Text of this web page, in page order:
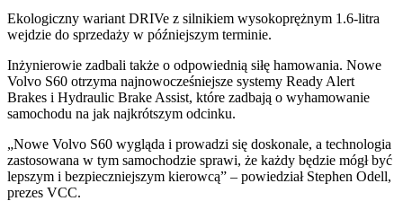
Ekologiczny wariant DRIVe z silnikiem wysokoprężnym 1.6-litra
wejdzie do sprzedaży w późniejszym terminie.
Inżynierowie zadbali także o odpowiednią siłę hamowania. Nowe
Volvo S60 otrzyma najnowocześniejsze systemy Ready Alert
Brakes i Hydraulic Brake Assist, które zadbają o wyhamowanie
samochodu na jak najkrótszym odcinku.
„Nowe Volvo S60 wygląda i prowadzi się doskonale, a technologia
zastosowana w tym samochodzie sprawi, że każdy będzie mógł być
lepszym i bezpieczniejszym kierowcą” – powiedział Stephen Odell,
prezes VCC.